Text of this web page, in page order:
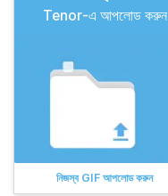
Tenor-এ আপলোড করুন
নিজস্ব GIF আপলোড করুন